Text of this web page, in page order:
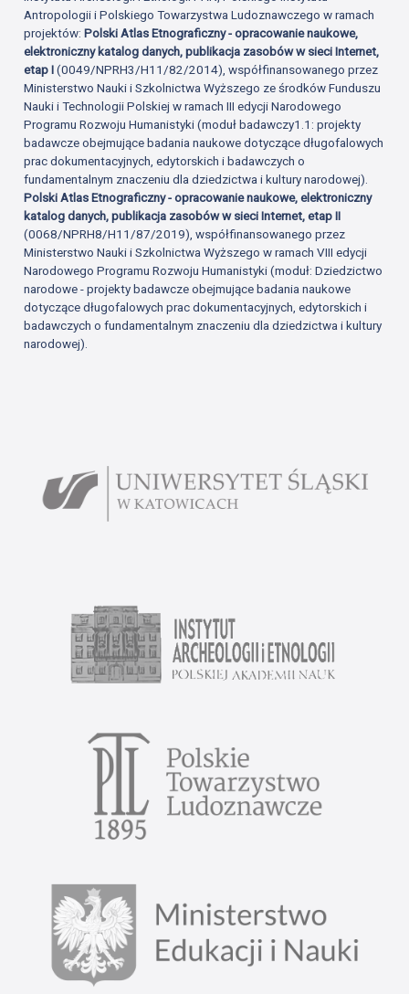
Antropologii i Polskiego Towarzystwa Ludoznawczego w ramach
projektów:Polski Atlas Etnograficzny - opracowanie naukowe,
elektroniczny katalog danych, publikacja zasobów w sieci Internet,
etap I(0049/NPRH3/H11/82/2014), współfinansowanego przez
Ministerstwo Nauki i Szkolnictwa Wyższego ze środków Funduszu
Nauki i Technologii Polskiej w ramach III edycji Narodowego
Programu Rozwoju Humanistyki (moduł badawczy1.1: projekty
badawcze obejmujące badania naukowe dotyczące długofalowych
prac dokumentacyjnych, edytorskich i badawczych o
fundamentalnym znaczeniu dla dziedzictwa i kultury narodowej).
Polski Atlas Etnograficzny - opracowanie naukowe, elektroniczny
katalog danych, publikacja zasobów w sieci Internet, etap II
(0068/NPRH8/H11/87/2019), współfinansowanego przez
Ministerstwo Nauki i Szkolnictwa Wyższego w ramach VIII edycji
Narodowego Programu Rozwoju Humanistyki (moduł: Dziedzictwo
narodowe - projekty badawcze obejmujące badania naukowe
dotyczące długofalowych prac dokumentacyjnych, edytorskich i
badawczych o fundamentalnym znaczeniu dla dziedzictwa i kultury
narodowej).